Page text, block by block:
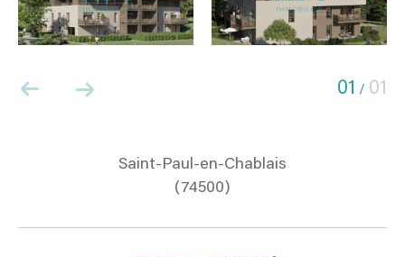
01 / 01
Saint-Paul-en-Chablais
(74500)